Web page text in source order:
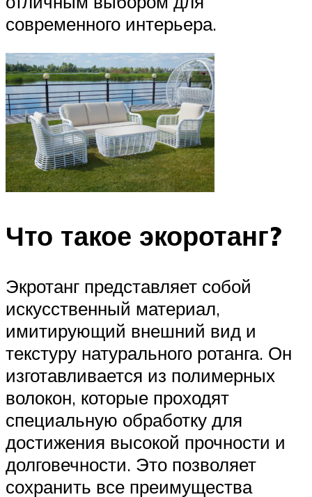
современного интерьера.
Что такое экоротанг?
Экротанг представляет собой
искусственный материал,
имитирующий внешний вид и
текстуру натурального ротанга. Он
изготавливается из полимерных
волокон, которые проходят
специальную обработку для
достижения высокой прочности и
долговечности. Это позволяет
сохранить все преимущества